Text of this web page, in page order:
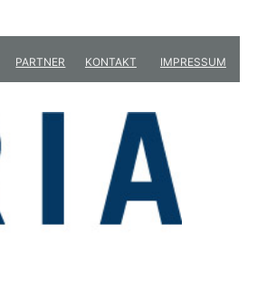
PARTNER KONTAKT IMPRESSUM